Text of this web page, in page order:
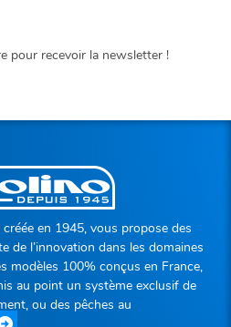
pour recevoir la newsletter !
en 1945, vous propose des
de l’innovation dans les domaines
modèles 100% conçus en France,
au point un système exclusif de
ou des pêches au